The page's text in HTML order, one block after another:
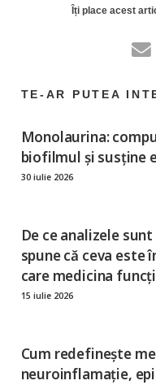
Monolaurina:
biofilmul și susține
30 iulie 2026
De ce analizele
spune că ceva este
care medicina
15 iulie 2026
Cum redefinește
neuroinflamație,